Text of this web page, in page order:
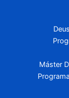
Máster